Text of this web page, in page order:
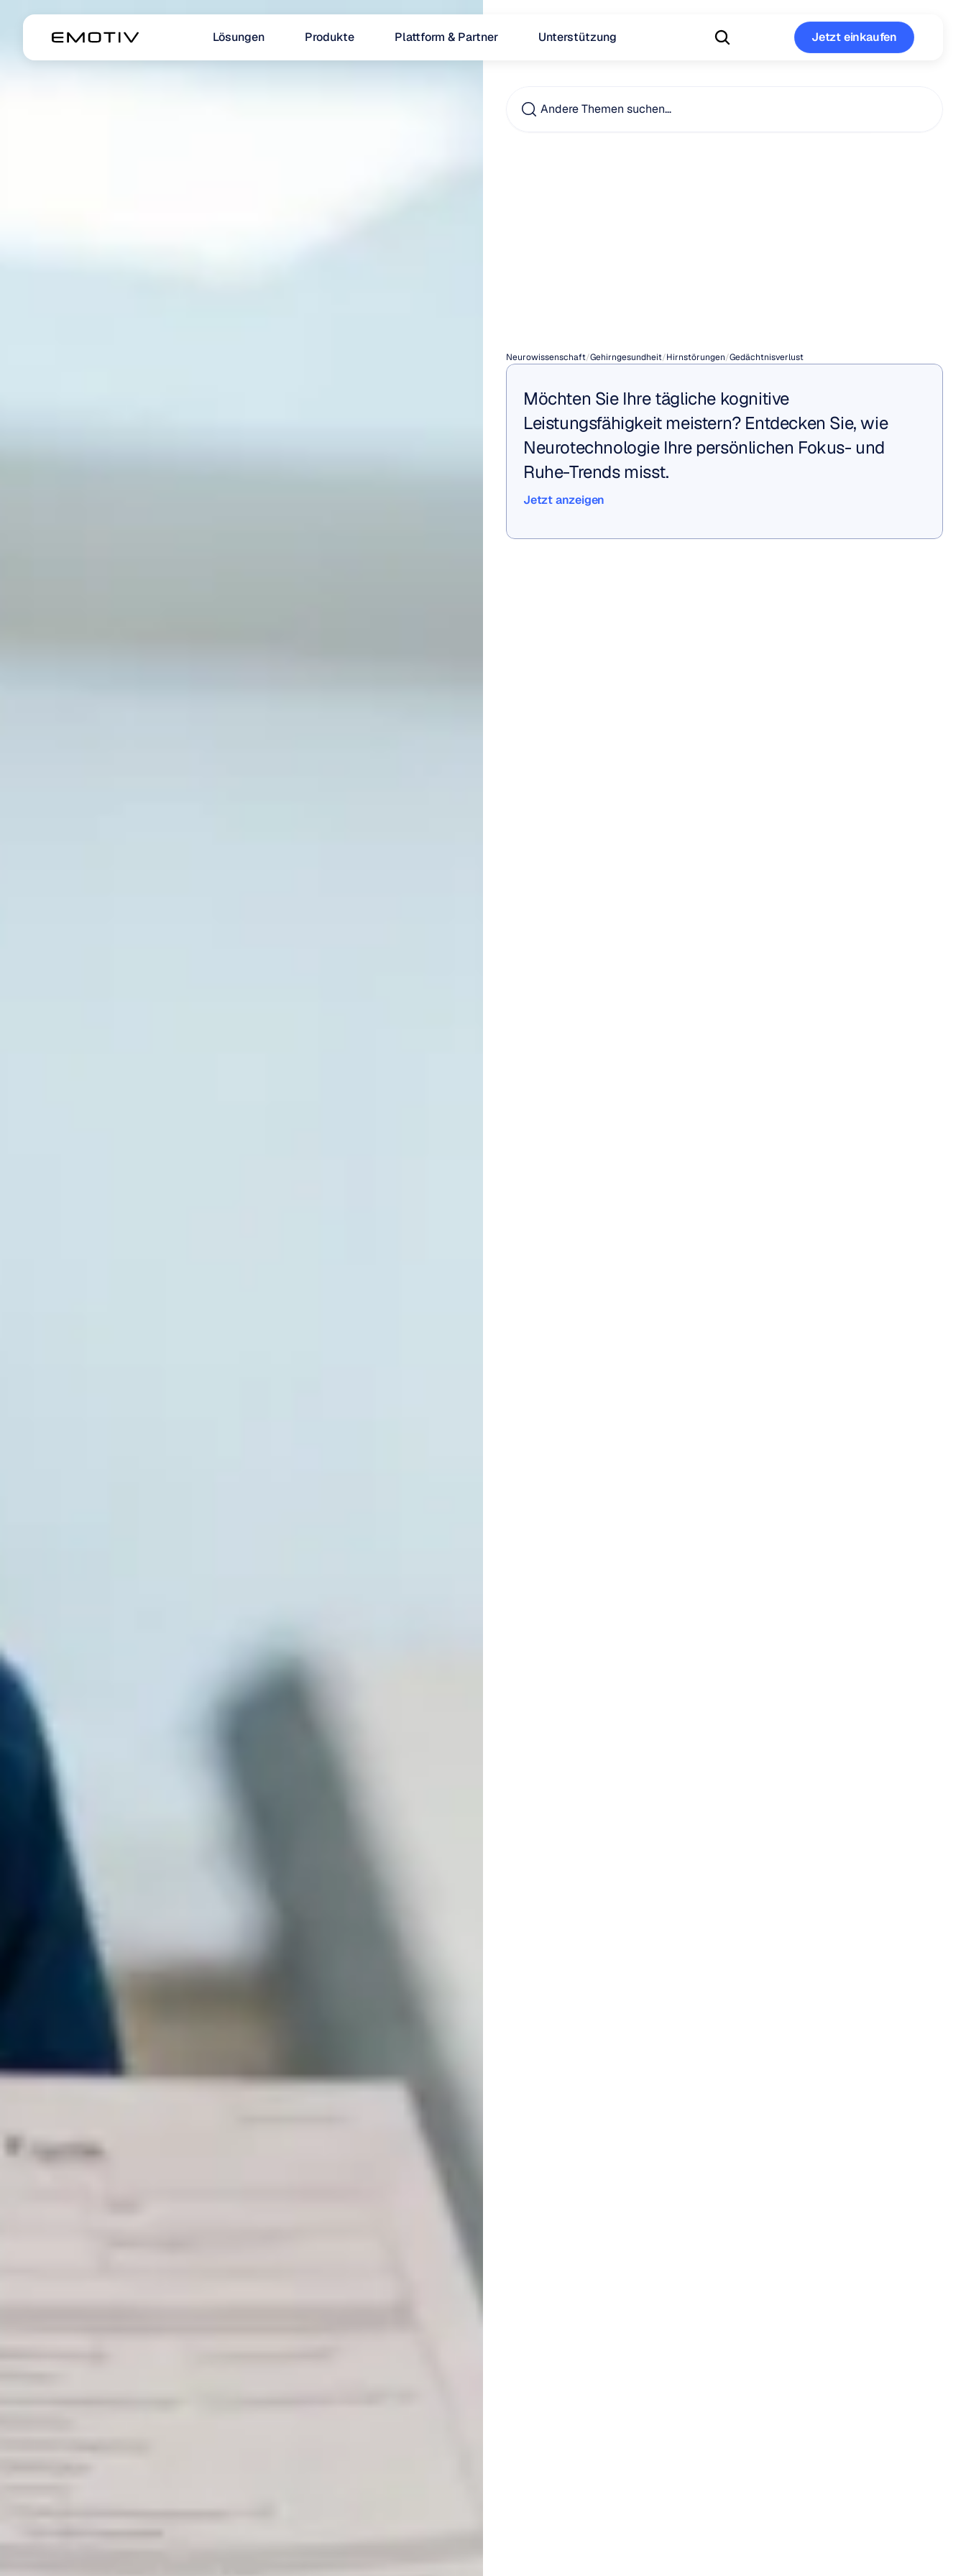
Lösungen Produkte Plattform & Partner Unterstützung
Jetzt einkaufen
Andere Themen suchen…
Neurowissenschaft/Gehirngesundheit/Hirnstörungen/Gedächtnisverlust
Möchten Sie Ihre tägliche kognitive
Leistungsfähigkeit meistern? Entdecken Sie, wie
Neurotechnologie Ihre persönlichen Fokus- und
Ruhe-Trends misst.
Jetzt anzeigen